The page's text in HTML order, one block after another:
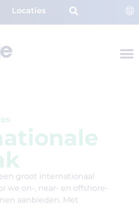
Locaties
groot internationaal
we on-, near- en offshore-
aanbieden. Met